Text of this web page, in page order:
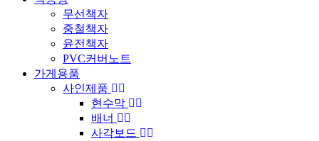
무선책자
중철책자
윤전책자
PVC커버노트
가게용품
사인제품
현수막
배너
사각보드